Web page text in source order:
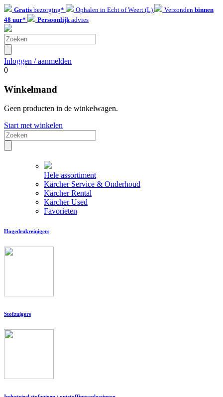
Gratis bezorging* Ophalen in Echt of Weert (L) Verzonden binnen
48 uur*
Persoonlijkadvies
Inloggen / aanmelden
0
Winkelmand
Geen producten in de winkelwagen.
Start met winkelen
Hele assortiment
Kärcher Service & Onderhoud
Kärcher Rental
Kärcher Used
Favorieten
Hogedrukreinigers
Stofzuigers